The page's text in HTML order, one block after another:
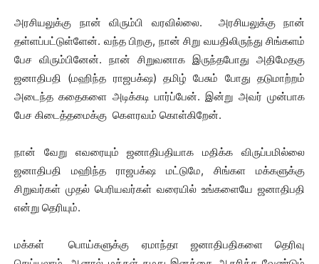
அரசியலுக்கு நான் விரும்பி வரவில்லை. அரசியலுக்கு நான்
தள்ளப்பட்டுள்ளேன். வந்த பிறகு, நான் சிறு வயதிலிருந்து சிங்களம்
பேச விரும்பினேன். நான் சிறுவனாக இருந்தபோது அதிமேதகு
ஜனாதிபதி (மஹிந்த ராஜபக்‌ஷ) தமிழ் பேசும் போது தடுமாற்றம்
அடைந்த கதைகளை அடிக்கடி பார்ப்பேன். இன்று அவர் முன்பாக
பேச கிடைத்தமைக்கு கௌரவம் கொள்கிறேன்.
நான் வேறு எவரையும் ஜனாதிபதியாக மதிக்க விருப்பமில்லை
ஜனாதிபதி மஹிந்த ராஜபக்‌ஷ மட்டுமே, சிங்கள மக்களுக்கு
சிறுவர்கள் முதல் பெரியவர்கள் வரையில் உங்களையே ஜனாதிபதி
என்று தெரியும்.
மக்கள் பொய்களுக்கு ஏமாந்தா ஜனாதிபதிகளை தெரிவு